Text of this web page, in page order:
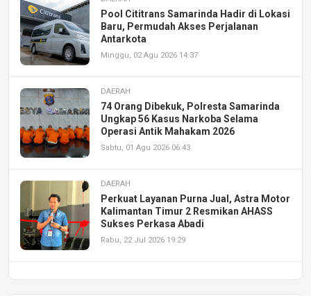
Pool Cititrans Samarinda Hadir di Lokasi
Baru, Permudah Akses Perjalanan
Antarkota
Minggu, 02 Agu 2026 14:37
DAERAH
74 Orang Dibekuk, Polresta Samarinda
Ungkap 56 Kasus Narkoba Selama
Operasi Antik Mahakam 2026
Sabtu, 01 Agu 2026 06:43
DAERAH
Perkuat Layanan Purna Jual, Astra Motor
Kalimantan Timur 2 Resmikan AHASS
Sukses Perkasa Abadi
Rabu, 22 Jul 2026 19:29